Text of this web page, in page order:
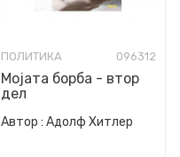
ПОЛИТИКА 096312
Мојата борба - втор
дел
Автор : Адолф Хитлер